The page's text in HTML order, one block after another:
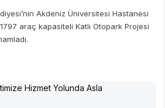
Akdeniz Üniversitesi Hastanesi
araç kapasiteli Katlı Otopark Projesi